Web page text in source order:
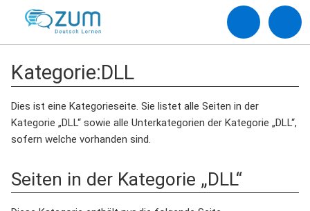
Kategorie:DLL
Dies ist eine Kategorieseite. Sie listet alle Seiten in der
Kategorie „DLL“ sowie alle Unterkategorien der Kategorie „DLL“,
sofern welche vorhanden sind.
Seiten in der Kategorie „DLL“